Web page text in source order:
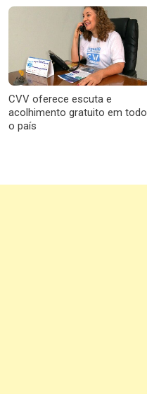
CVV oferece escuta e
acolhimento gratuito em todo
o país